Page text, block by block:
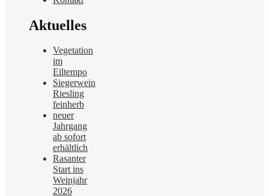
Aktuelles
Vegetation
im
Eiltempo
Siegerwein
Riesling
feinherb
neuer
Jahrgang
ab sofort
erhältlich
Rasanter
Start ins
Weinjahr
2026